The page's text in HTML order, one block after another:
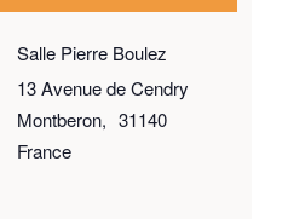
Salle Pierre Boulez
13 Avenue de Cendry
Montberon, 31140
France